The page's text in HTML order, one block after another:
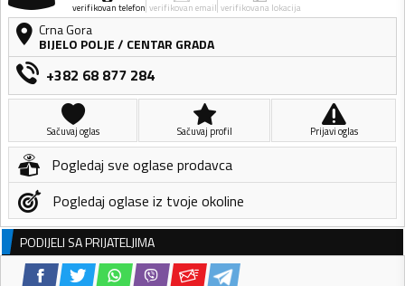
verifikovan telefon verifikovan email verifikovana lokacija
Crna Gora
BIJELO POLJE/ CENTAR GRADA
+382 68 877 284
Sačuvaj oglas Sačuvaj profil Prijavi oglas
Pogledaj sve oglase prodavca
Pogledaj oglase iz tvoje okoline
PODIJELI SA PRIJATELJIMA